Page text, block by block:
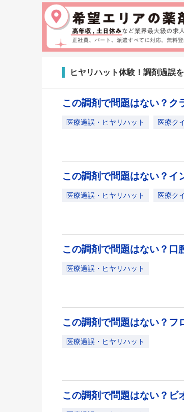
ヒヤリハット体験！調剤過誤
この調剤で問題はない？ク
医療過誤・ヒヤリハット 医療ク
この調剤で問題はない？イ
医療過誤・ヒヤリハット 医療ク
この調剤で問題はない？口
医療過誤・ヒヤリハット
この調剤で問題はない？フ
医療過誤・ヒヤリハット
この調剤で問題はない？ビ